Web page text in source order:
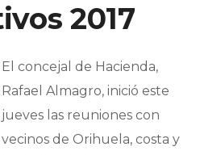
2017
El concejal de Hacienda,
Rafael Almagro, inició este
jueves las reuniones con
vecinos de Orihuela, costa y